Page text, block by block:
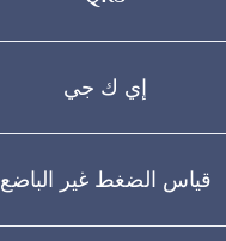
إي ك جي
قياس الضغط غير الباضع